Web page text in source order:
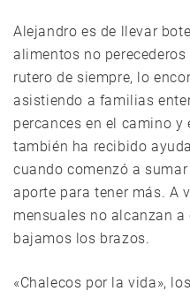
Alejandro es de llevar
alimentos no
rutero de siempre, lo
asistiendo a familias
percances en el camino y
también ha recibido
cuando comenzó a
aporte para tener más. A
mensuales no alcanzan
bajamos los brazos.
«Chalecos por la vida»,